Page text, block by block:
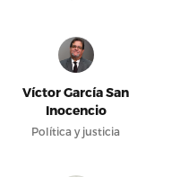
Víctor García San
Inocencio
Política y justicia